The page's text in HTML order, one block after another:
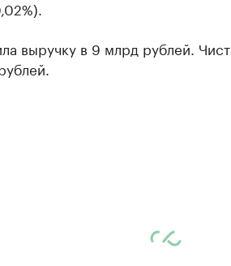
выручку в 9 млрд рублей.